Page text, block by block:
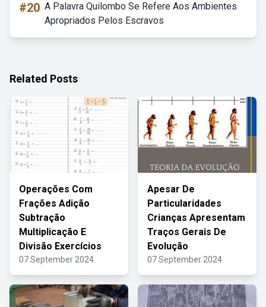
#20 A Palavra Quilombo Se Refere Aos Ambientes
Apropriados Pelos Escravos
Related Posts
Operações Com
Frações Adição
Subtração
Multiplicação E
Divisão Exercícios
07 September 2024
Apesar De
Particularidades
Crianças Apresentam
Traços Gerais De
Evolução
07 September 2024